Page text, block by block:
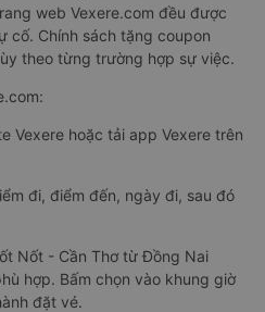
web Vexere.com đều được
cố. Chính sách tặng coupon
theo từng trường hợp sự việc.
Vexere hoặc tải app Vexere trên
đi, điểm đến, ngày đi, sau đó
Nốt - Cần Thơ từ Đồng Nai
hợp. Bấm chọn vào khung giờ
đặt vé.